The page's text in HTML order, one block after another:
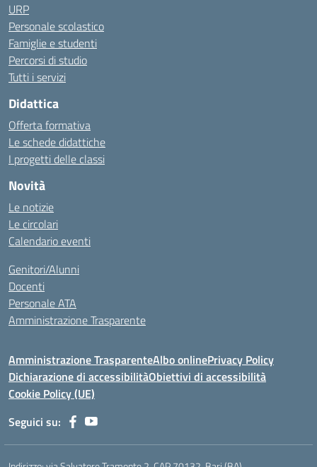
URP
Personale scolastico
Famiglie e studenti
Percorsi di studio
Tutti i servizi
Didattica
Offerta formativa
Le schede didattiche
I progetti delle classi
Novità
Le notizie
Le circolari
Calendario eventi
Genitori/Alunni
Docenti
Personale ATA
Amministrazione Trasparente
Amministrazione TrasparenteAlbo onlinePrivacy Policy
Dichiarazione di accessibilitàObiettivi di accessibilità
Cookie Policy (UE)
Seguici su: